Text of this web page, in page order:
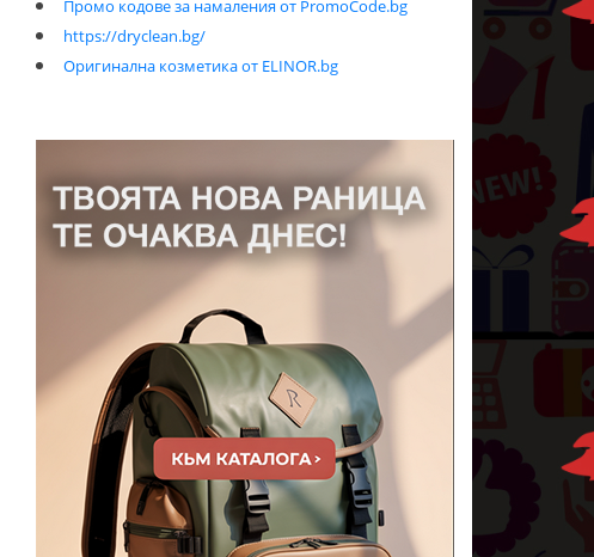
Промо кодове за намаления от PromoCode.bg
https://dryclean.bg/
Оригинална козметика от ELINOR.bg